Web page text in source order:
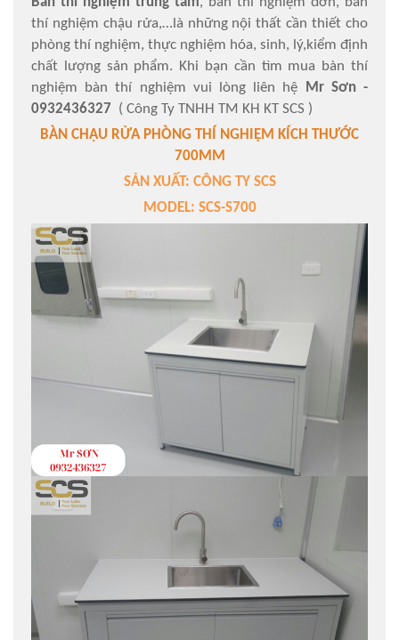
thí nghiệm chậu rửa,…là những nội thất cần thiết cho
phòng thí nghiệm, thực nghiệm hóa, sinh, lý,kiểm định
chất lượng sản phẩm. Khi bạn cần tìm mua bàn thí
nghiệm bàn thí nghiệm vui lòng liên hệ
Mr Sơn -
0932436327 ( Công Ty TNHH TM KH KT SCS )
BÀN CHẬU RỬA PHÒNG THÍ NGHIỆM KÍCH THƯỚC
700MM
SẢN XUẤT: CÔNG TY SCS
MODEL: SCS-S700